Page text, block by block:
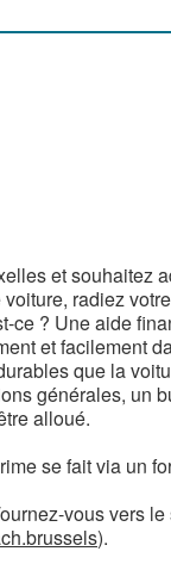
et souhaitez
radiez
ce ? Une aide
et facilement
que la
générales, un
alloué.
se fait via un
vous vers
).